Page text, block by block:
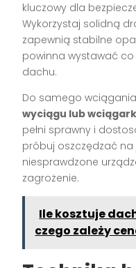
kluczowy dla
Wykorzystaj solidną
zapewnią stabilne
powinna wystawać
dachu.
Do samego
wyciągu lub
pełni sprawny i
próbuj oszczędzać na
niesprawdzone
zagrożenie.
Ile kosztuje
czego zależy